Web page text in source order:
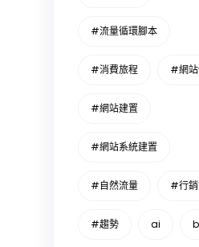
#流量循環腳本
#消費旅程 #網
#網站建置
#網站系統建置
#自然流量 #行
#趨勢 ai